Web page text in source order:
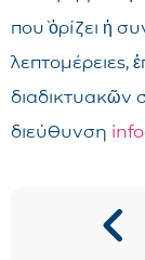
ποὺ ὁρίζει ἡ
λεπτομέρειες,
διαδικτυακῶν
διεύθυνση